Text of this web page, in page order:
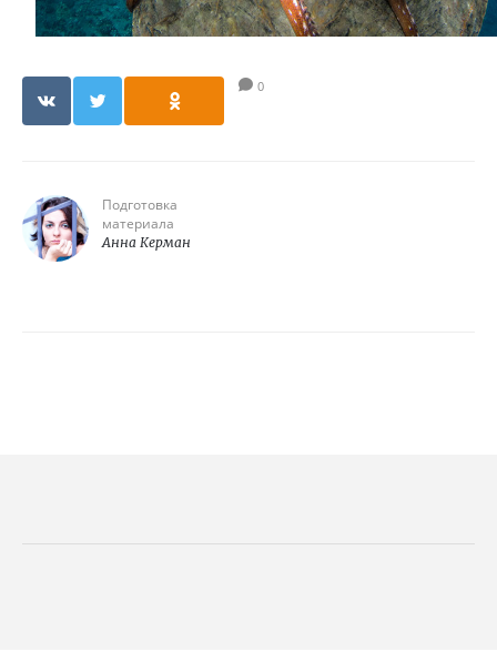
0
Подготовка
материала
Анна Керман